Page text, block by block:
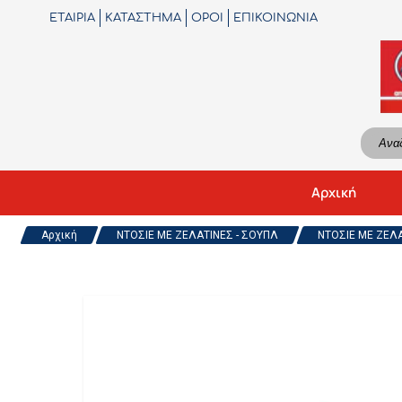
ΕΤΑΙΡΙΑ ΚΑΤΑΣΤΗΜΑ ΟΡΟΙ ΕΠΙΚΟΙΝΩΝΙΑ
Αρχική
Αρχική ΝΤΟΣΙΕ ΜΕ ΖΕΛΑΤΙΝΕΣ - ΣΟΥΠΛ ΝΤΟΣΙΕ ΜΕ